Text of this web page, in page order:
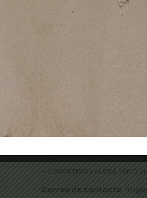
15,60
TIENDAS FÍSICAS
- CALLE NICOLAU TALLÓ 70,
-RAMBLA FRANCESC
- CARRETERA LAUREÀ MIRÓ
Correo de contacto: